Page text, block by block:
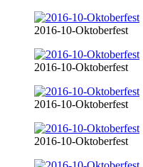
2016-10-Oktoberfest
2016-10-Oktoberfest
2016-10-Oktoberfest
2016-10-Oktoberfest